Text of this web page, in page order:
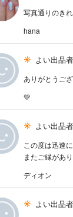
写真通りのき
hana
よい出品
ありがとうご
💚
よい出品
この度は迅速
またご縁があ
ディオン
よい出品